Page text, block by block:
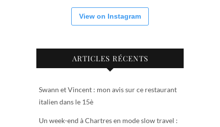
View on Instagram
ARTICLES RÉCENTS
Swann et Vincent : mon avis sur ce restaurant
italien dans le 15è
Un week-end à Chartres en mode slow travel :